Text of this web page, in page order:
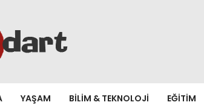
YAŞAM BILIM & TEKNOLOJI EĞITIM